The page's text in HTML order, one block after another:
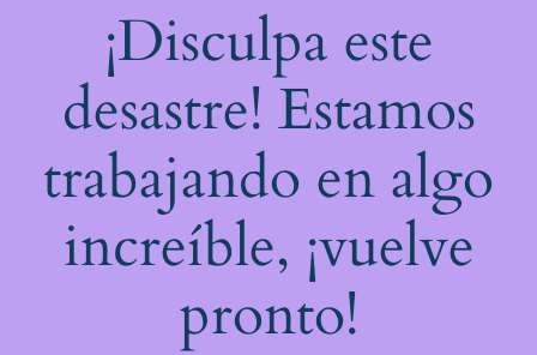
¡Disculpa este
desastre! Estamos
trabajando en algo
increíble, ¡vuelve
pronto!